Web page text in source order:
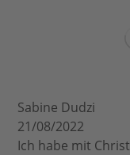
Sabine Dudzi
21/08/2022
Ich habe mit